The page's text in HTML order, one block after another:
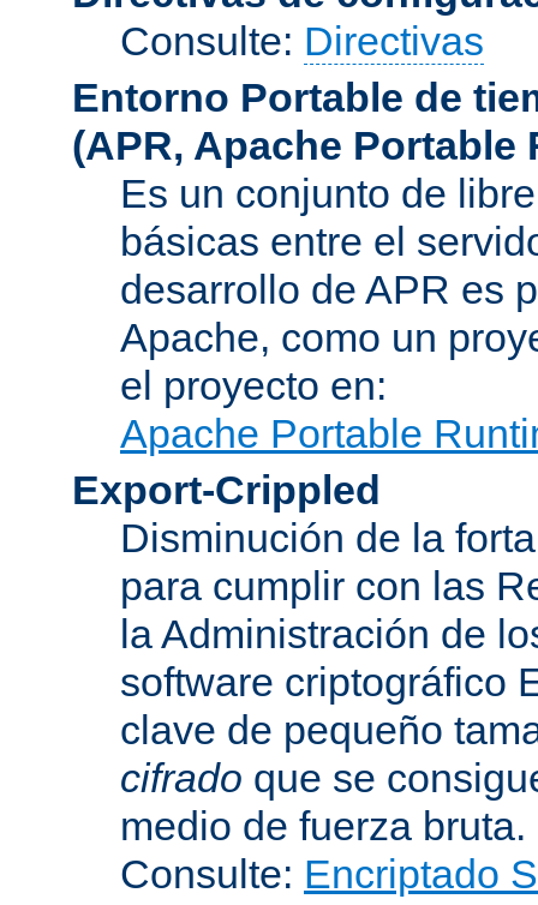
Consulte: Directivas
Entorno Portable de
(APR, Apache Portable
Es un conjunto de
básicas entre el
desarrollo de APR es
Apache, como un
el proyecto en:
Apache Portable
Export-Crippled
Disminución de la
para cumplir con las
la Administración de
software criptográfico
clave de pequeño
cifrado que se
medio de fuerza bruta.
Consulte: Encriptado